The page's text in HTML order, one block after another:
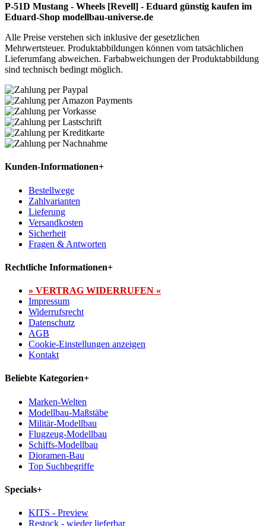
P-51D Mustang - Wheels [Revell] - Eduard günstig kaufen im
Eduard-Shop modellbau-universe.de
Alle Preise verstehen sich inklusive der gesetzlichen
Mehrwertsteuer. Produktabbildungen können vom tatsächlichen
Lieferumfang abweichen. Farbabweichungen der Produktabbildung
sind technisch bedingt möglich.
Kunden-Informationen+
Bestellwege
Zahlvarianten
Lieferung
Versandkosten
Sicherheit
Fragen & Antworten
Rechtliche Informationen+
» VERTRAG WIDERRUFEN «
Impressum
Widerrufsrecht
Datenschutz
AGB
Cookie-Einstellungen anzeigen
Kontakt
Beliebte Kategorien+
Marken-Welten
Modellbau-Maßstäbe
Militär-Modellbau
Flugzeug-Modellbau
Schiffs-Modellbau
Dioramen-Bau
Top Suchbegriffe
Specials+
KITS - Preview
Restock - wieder lieferbar